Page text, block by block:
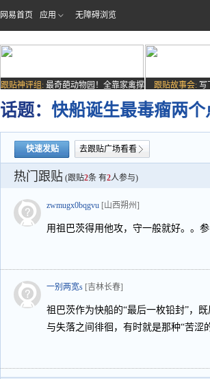
网易首页 应用 无障碍浏览
跟贴神评组: 最奇葩动物园！全靠家禽撑
场子
跟贴故事会: 写
话题： 快船诞生最毒瘤两
快速发贴 去跟贴广场看看
热门跟贴 (跟贴2条 有2人参与)
zwmugx0bqgvu [山西朔州]
用祖巴茨得用他攻，守一般就好。。
一别两宽s [吉林长春]
祖巴茨作为快船的“最后一枚铅封”，
与失落之间徘徊，有时就是那种“苦涩